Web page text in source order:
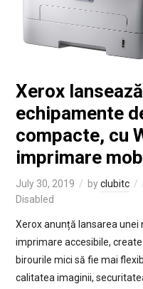
Xerox
echipamente
compacte, cu
imprimare
July 30, 2019 byclubitc
Disabled
Xerox anunță lansarea
imprimare accesibile,
birourile mici să fie mai
calitatea imaginii,